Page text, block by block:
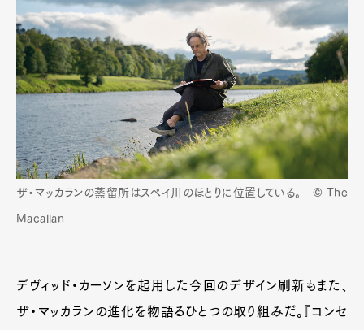
Art&DesignWatchFashion
GourmetCars
ProductCultureLifestyle
ザ・マッカランの蒸留所はスペイ川のほとりに位置している。 © The
Macallan
デヴィッド・カーソンを起用した今回のデザイン刷新もまた、
ザ・マッカランの進化を物語るひとつの取り組みだ。『コンセ